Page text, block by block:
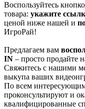
Воспользуйтесь
товара: укажите
ценой ниже нашей и
ИгроРай!
Предлагаем вам
IN – просто продайте
Свяжитесь с нашими
выкупа ваших
По всем
проконсультируют и
квалифицированные